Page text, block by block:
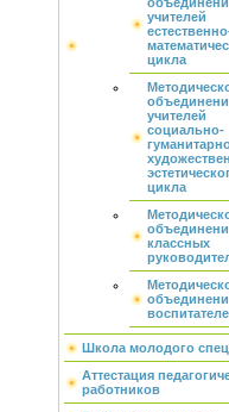
учителей
цикла
учителей
социально-
цикла
классных
Школа молодого
Аттестация
работников